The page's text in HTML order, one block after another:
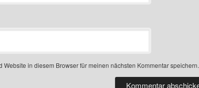
Website in diesem Browser für meinen nächsten Kommentar speichern.